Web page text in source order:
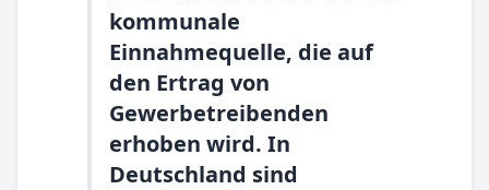
kommunale
Einnahmequelle, die auf
den Ertrag von
Gewerbetreibenden
erhoben wird. In
Deutschland sind